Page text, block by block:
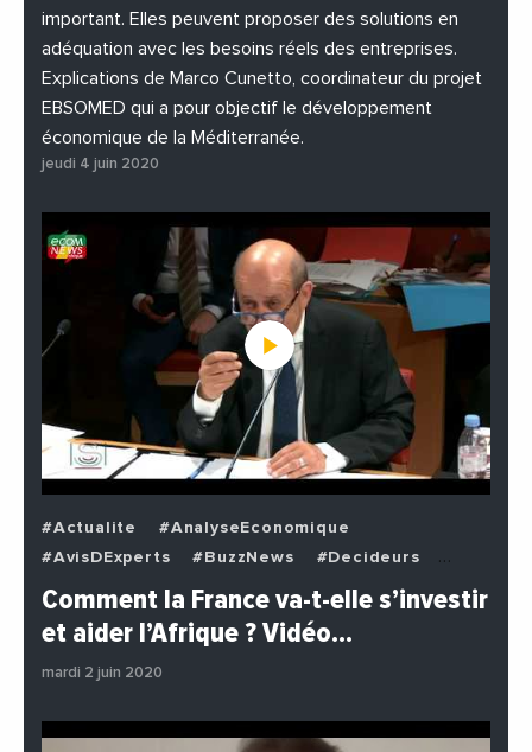
important. Elles peuvent proposer des solutions en
adéquation avec les besoins réels des entreprises.
Explications de Marco Cunetto, coordinateur du projet
EBSOMED qui a pour objectif le développement
économique de la Méditerranée.
jeudi 4 juin 2020
#Actualite
#AnalyseEconomique
#AvisDExperts
#BuzzNews
#Decideurs
#EchangesMediterraneens
#Economie
#Politique
Comment la France va-t-elle s’investir
et aider l’Afrique ? Vidéo…
mardi 2 juin 2020